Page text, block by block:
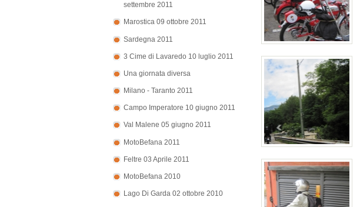
settembre 2011
Marostica 09 ottobre 2011
Sardegna 2011
3 Cime di Lavaredo 10 luglio 2011
Una giornata diversa
Milano - Taranto 2011
Campo Imperatore 10 giugno 2011
Val Malene 05 giugno 2011
MotoBefana 2011
Feltre 03 Aprile 2011
MotoBefana 2010
Lago Di Garda 02 ottobre 2010